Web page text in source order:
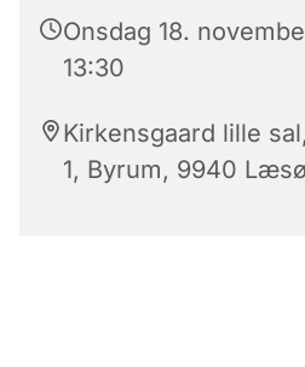
Onsdag 18.
13:30
Kirkensgaard lille
1, Byrum, 9940 Læsø